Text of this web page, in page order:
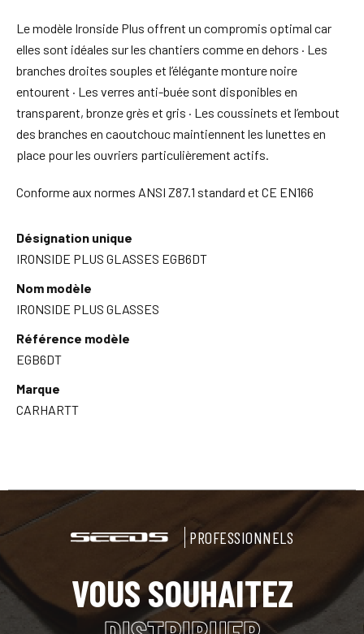
Le modèle Ironside Plus offrent un compromis optimal car
elles sont idéales sur les chantiers comme en dehors · Les
branches droites souples et l’élégante monture noire
entourent · Les verres anti-buée sont disponibles en
transparent, bronze grès et gris · Les coussinets et l’embout
des branches en caoutchouc maintiennent les lunettes en
place pour les ouvriers particulièrement actifs.
Conforme aux normes ANSI Z87.1 standard et CE EN166
Désignation unique
IRONSIDE PLUS GLASSES EGB6DT
Nom modèle
IRONSIDE PLUS GLASSES
Référence modèle
EGB6DT
Marque
CARHARTT
PROFESSIONNELS
VOUS SOUHAITEZ